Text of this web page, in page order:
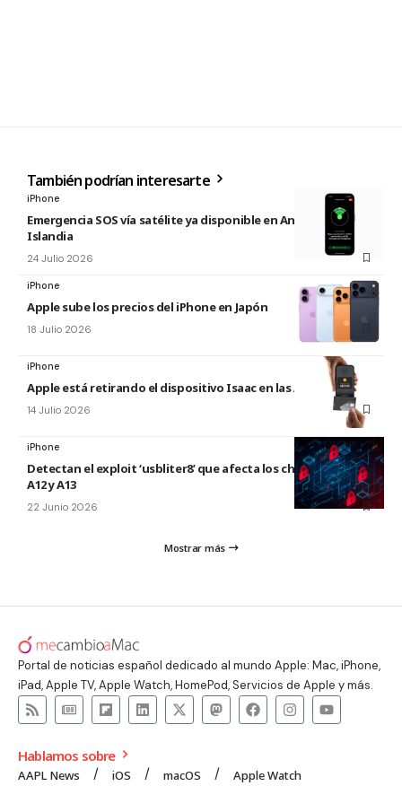
También podrían interesarte
iPhone
Emergencia SOS vía satélite ya disponible en Andorra e
Islandia
24 Julio 2026
iPhone
Apple sube los precios del iPhone en Japón
18 Julio 2026
iPhone
Apple está retirando el dispositivo Isaac en las Apple Store
14 Julio 2026
iPhone
Detectan el exploit ‘usbliter8’ que afecta los chips de Apple
A12 y A13
22 Junio 2026
Mostrar más
Portal de noticias español dedicado al mundo Apple: Mac, iPhone,
iPad, Apple TV, Apple Watch, HomePod, Servicios de Apple y más.
Hablamos sobre
AAPL News iOS macOS Apple Watch